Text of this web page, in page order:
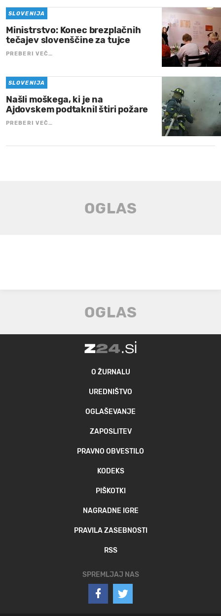
SLOVENIJA
Ministrstvo: Konec brezplačnih
tečajev slovenščine za tujce
PREBERI VEČ…
SLOVENIJA
Našli moškega, ki je na
Ajdovskem podtaknil štiri požare
PREBERI VEČ…
O ŽURNALU
UREDNIŠTVO
OGLAŠEVANJE
ZAPOSLITEV
PRAVNO OBVESTILO
KODEKS
PIŠKOTKI
NAGRADNE IGRE
PRAVILA ZASEBNOSTI
RSS
SPREMLJAJ NAS